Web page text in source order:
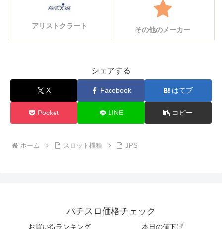
アリストクラート その他のメーカー
シェアする
X Facebook はてブ
Pocket LINE コピー
ホーム スロット機種 JPS
パチスロ価格チェック
お買い得ランキング 本日の値下げ